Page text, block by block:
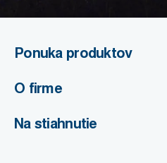
Ponuka produktov
O firme
Na stiahnutie